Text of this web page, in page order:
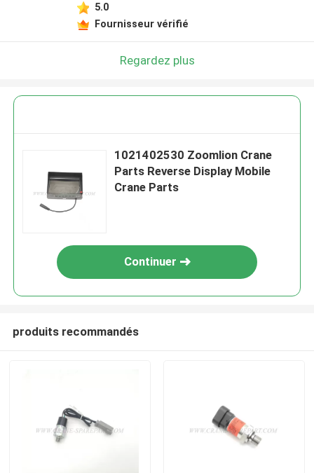
5.0
Fournisseur vérifié
Regardez plus
1021402530 Zoomlion Crane
Parts Reverse Display Mobile
Crane Parts
Continuer
produits recommandés